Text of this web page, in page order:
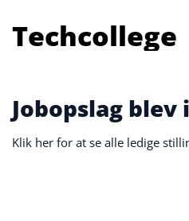
Techcollege
Jobopslag
Klik her for at se alle ledige